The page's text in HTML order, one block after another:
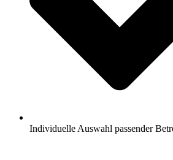
Individuelle Auswahl passender